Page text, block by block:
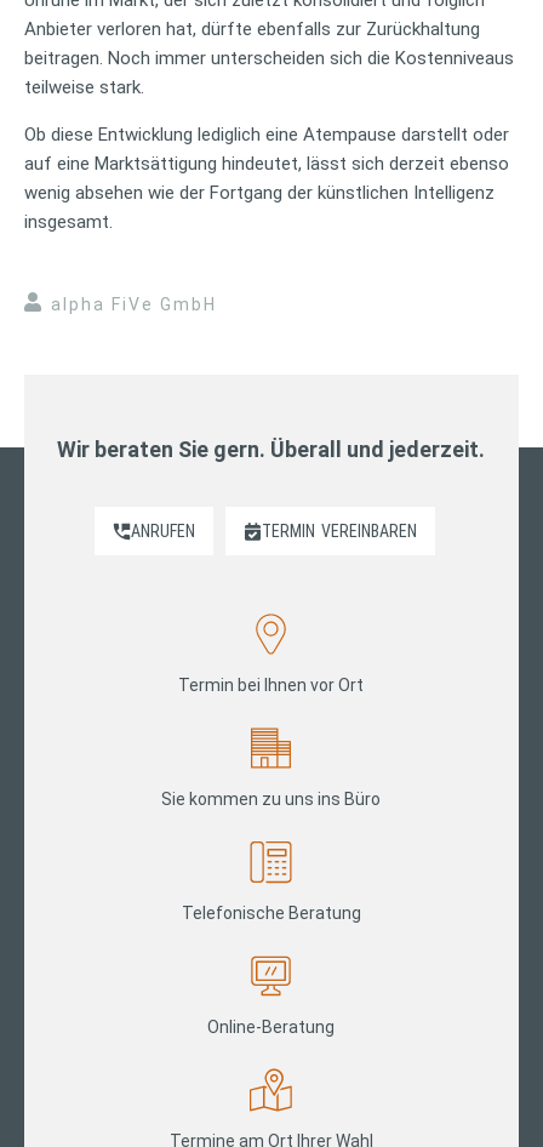
Anbieter verloren hat, dürfte ebenfalls zur Zurückhaltung
beitragen. Noch immer unterscheiden sich die Kostenniveaus
teilweise stark.
Ob diese Entwicklung lediglich eine Atempause darstellt oder
auf eine Marktsättigung hindeutet, lässt sich derzeit ebenso
wenig absehen wie der Fortgang der künstlichen Intelligenz
insgesamt.
alpha FiVe GmbH
Wir beraten Sie gern. Überall und jederzeit.
ANRUFEN TERMIN VEREINBAREN
Termin bei Ihnen vor Ort
Sie kommen zu uns ins Büro
Telefonische Beratung
Online-Beratung
Termine am Ort Ihrer Wahl